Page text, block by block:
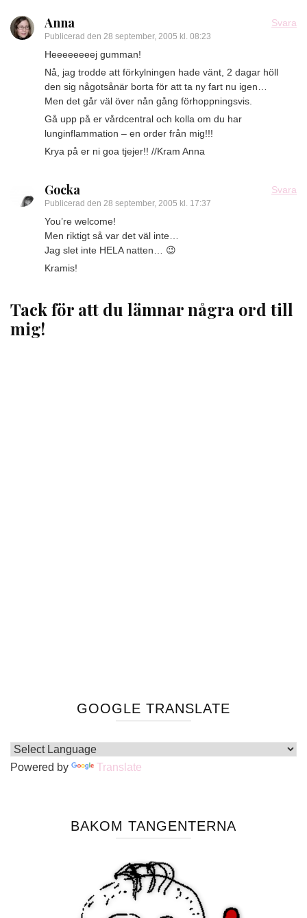
Anna
Publicerad den 28 september, 2005 kl. 08:23
Svara
Heeeeeeeej gumman!
Nå, jag trodde att förkylningen hade vänt, 2 dagar höll
den sig någotsånär borta för att ta ny fart nu igen…
Men det går väl över nån gång förhoppningsvis.
Gå upp på er vårdcentral och kolla om du har
lunginflammation – en order från mig!!!
Krya på er ni goa tjejer!! //Kram Anna
Gocka
Publicerad den 28 september, 2005 kl. 17:37
Svara
You’re welcome!
Men riktigt så var det väl inte…
Jag slet inte HELA natten… 😉
Kramis!
Tack för att du lämnar några ord till
mig!
GOOGLE TRANSLATE
Powered by Translate
BAKOM TANGENTERNA